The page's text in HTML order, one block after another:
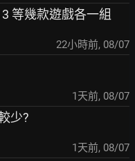
等幾款遊戲各一組
22小時前, 08/07
1天前, 08/07
少?
1天前, 08/07